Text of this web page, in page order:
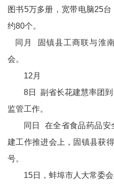
图书5万多册，宽带电脑25
约80个。
同月 固镇县工商联与淮
会。
12月
8日 副省长花建慧率团
监管工作。
同日 在全省食品药品安
建工作推进会上，固镇县获
号。
15日，蚌埠市人大常委